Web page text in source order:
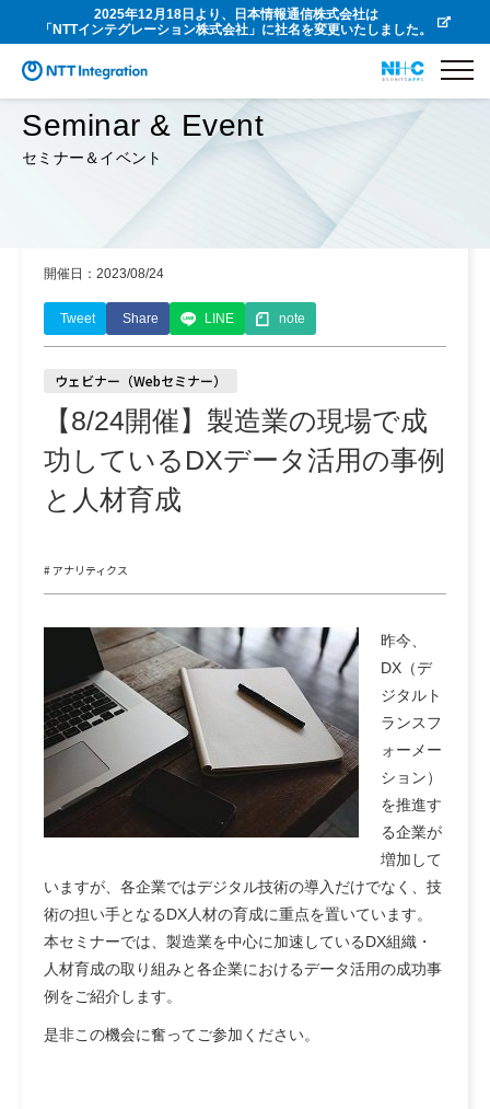
2025年12月18日より、日本情報通信株式会社は
「NTTインテグレーション株式会社」に社名を変更いたしました。
Seminar & Event
セミナー＆イベント
開催日：2023/08/24
Tweet Share LINE note
ウェビナー（Webセミナー）
【8/24開催】製造業の現場で成
功しているDXデータ活用の事例
と人材育成
# アナリティクス
昨今、
DX（デ
ジタルト
ランスフ
ォーメー
ション）
を推進す
る企業が
増加して
いますが、各企業ではデジタル技術の導入だけでなく、技
術の担い手となるDX人材の育成に重点を置いています。
本セミナーでは、製造業を中心に加速しているDX組織・
人材育成の取り組みと各企業におけるデータ活用の成功事
例をご紹介します。
是非この機会に奮ってご参加ください。